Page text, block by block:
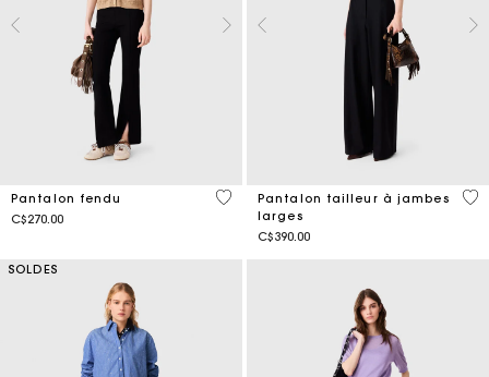
Pantalon fendu
C$270.00
4,5 out of 5 Customer Rating
Pantalon tailleur à jambes
larges
C$390.00
5
SOLDES